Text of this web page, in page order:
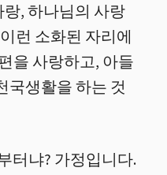
, 하나님의 사랑
이런 소화된 자리에
을 사랑하고, 아들
국생활을 하는 것
터냐? 가정입니다.